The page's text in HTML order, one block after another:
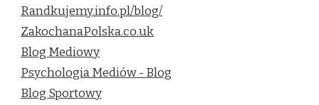
Randkujemy.info.pl/blog/
ZakochanaPolska.co.uk
Blog Mediowy
Psychologia Mediów - Blog
Blog Sportowy